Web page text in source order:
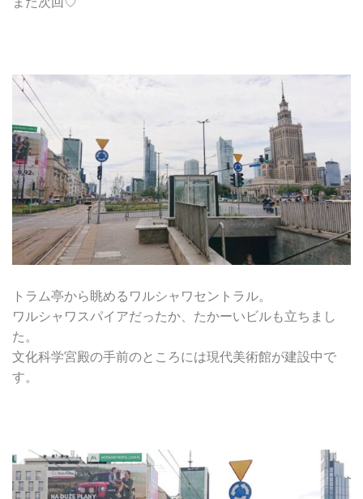
トラム亭から眺めるワルシャワセントラル。
ワルシャワスパイアだったか、たかーいビルも立ちまし
た。
文化科学宮殿の手前のところには現代美術館が建設中で
す。